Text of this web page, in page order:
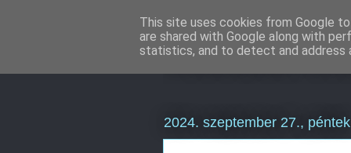
Weboldal
2024. szeptember 27., péntek
This site uses cookies from Google
are shared with Google along with
statistics, and to detect and address